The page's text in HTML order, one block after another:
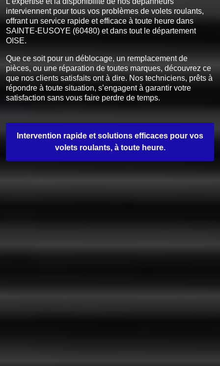
interviennent pour tous vos problèmes de volets roulants,
offrant un service rapide et efficace à toute heure dans
SAINTE-EUSOYE (60480) et dans tout le département
OISE.
Que ce soit pour un déblocage, un remplacement de
pièces, ou une réparation de toutes marques, découvrez ce
que nos clients satisfaits ont à dire. Nos techniciens, prêts à
répondre à toute situation, s’engagent à garantir votre
satisfaction sans vous faire perdre de temps.
Intervention rapide et solutions efficaces pour vos
volets roulants, à toute heure.